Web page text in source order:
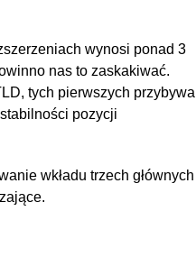
wynosi ponad 3
nas to zaskakiwać.
tych pierwszych przybywa
pozycji
wkładu trzech głównych